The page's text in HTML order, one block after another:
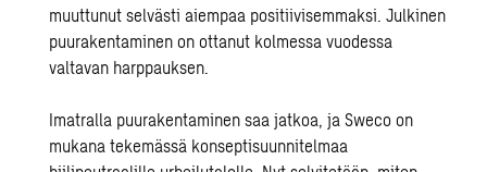
muuttunut selvästi aiempaa positiivisemmaksi. Julkinen
puurakentaminen on ottanut kolmessa vuodessa
valtavan harppauksen.
Imatralla puurakentaminen saa jatkoa, ja Sweco on
mukana tekemässä konseptisuunnitelmaa